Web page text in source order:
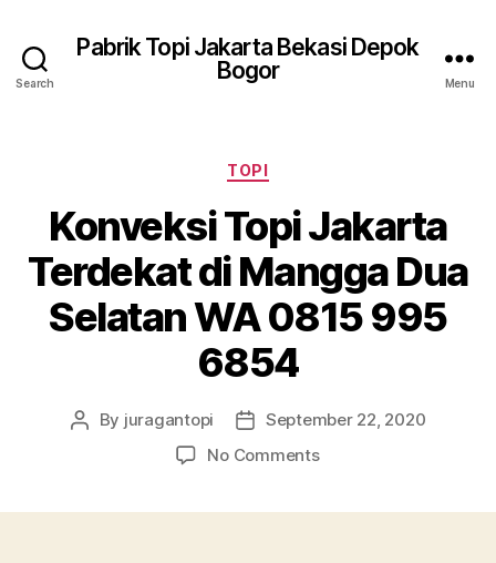
Search
Pabrik Topi Jakarta Bekasi Depok
Bogor
Menu
Categories
TOPI
Konveksi Topi Jakarta
Terdekat di Mangga Dua
Selatan WA 0815 995
6854
Post
By juragantopi
PostSeptember 22, 2020
No Commentson